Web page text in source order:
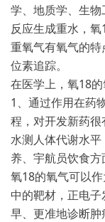
学、地质学、生
反应生成重水，氧
重氧气有氧气的
位素追踪。
在医学上，氧18
1、通过作用在药
程，对开发新药
水测人体代谢水
养、宇航员饮食方
氧18的氧气可以
中的靶材，正电
早、更准地诊断